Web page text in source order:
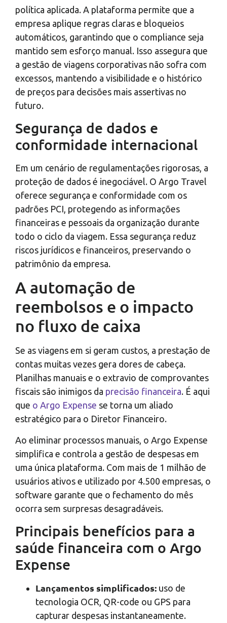
política aplicada. A plataforma permite que a
empresa aplique regras claras e bloqueios
automáticos, garantindo que o compliance seja
mantido sem esforço manual. Isso assegura que
a gestão de viagens corporativas não sofra com
excessos, mantendo a visibilidade e o histórico
de preços para decisões mais assertivas no
futuro.
Segurança de dados e
conformidade internacional
Em um cenário de regulamentações rigorosas, a
proteção de dados é inegociável. O Argo Travel
oferece segurança e conformidade com os
padrões PCI, protegendo as informações
financeiras e pessoais da organização durante
todo o ciclo da viagem. Essa segurança reduz
riscos jurídicos e financeiros, preservando o
patrimônio da empresa.
A automação de
reembolsos e o impacto
no fluxo de caixa
Se as viagens em si geram custos, a prestação de
contas muitas vezes gera dores de cabeça.
Planilhas manuais e o extravio de comprovantes
fiscais são inimigos da precisão financeira. É aqui
que o Argo Expense se torna um aliado
estratégico para o Diretor Financeiro.
Ao eliminar processos manuais, o Argo Expense
simplifica e controla a gestão de despesas em
uma única plataforma. Com mais de 1 milhão de
usuários ativos e utilizado por 4.500 empresas, o
software garante que o fechamento do mês
ocorra sem surpresas desagradáveis.
Principais benefícios para a
saúde financeira com o Argo
Expense
Lançamentos simplificados: uso de
tecnologia OCR, QR-code ou GPS para
capturar despesas instantaneamente.